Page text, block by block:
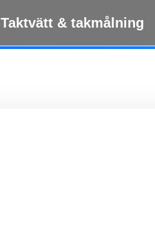
Taktvätt & takmålning